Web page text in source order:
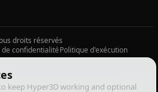
keep Hyper3D working and optional
droits réservés
de confidentialitéPolitique d'exécution